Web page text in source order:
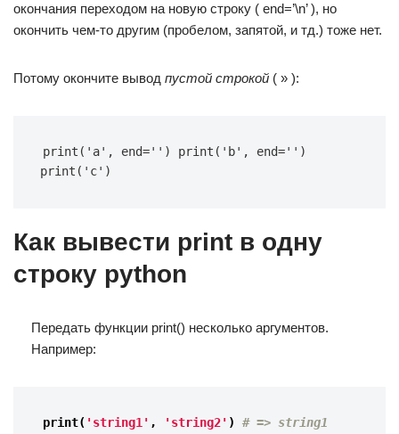
окончания переходом на новую строку ( end=’\n’ ), но
окончить чем-то другим (пробелом, запятой, и тд.) тоже нет.
Потому окончите вывод пустой строкой ( » ):
print('a', end='') print('b', end='')
print('c')
Как вывести print в одну
строку python
Передать функции print() несколько аргументов.
Например:
print( 'string1' , 'string2' )
# => string1